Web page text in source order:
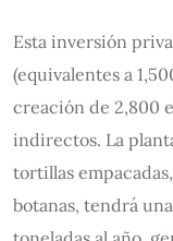
Esta inversión
(equivalentes a
creación de 2,800
indirectos. La
tortillas
botanas, tendrá